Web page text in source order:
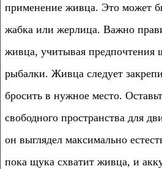
применение живца. Это может
жабка или жерлица. Важно
живца, учитывая предпочтения
рыбалки. Живца следует
бросить в нужное место.
свободного пространства для
он выглядел максимально
пока щука схватит живца, и